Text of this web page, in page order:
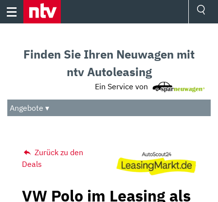
Skip
Audio
Das Beste
Finden Sie Ihren Neuwagen mit
ntv Autoleasing
Ein Service von
Angebote ▾
Zurück zu den
Deals
VW Polo im Leasing als